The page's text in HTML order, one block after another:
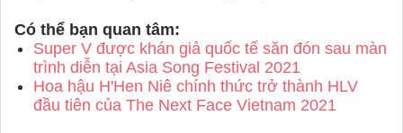
Có thể bạn quan tâm:
Super V được khán giả quốc tế săn đón sau màn
trình diễn tại Asia Song Festival 2021
Hoa hậu H'Hen Niê chính thức trở thành HLV
đầu tiên của The Next Face Vietnam 2021